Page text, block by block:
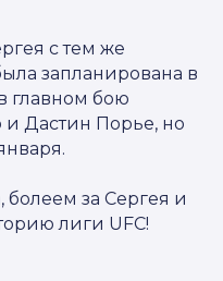
с тем же
запланирована в
главном бою
и Дастин Порье, но
за Сергея и
лиги UFC!